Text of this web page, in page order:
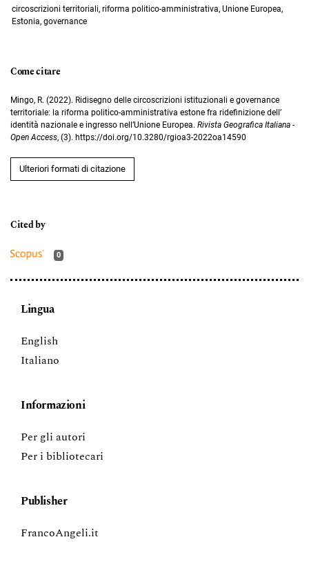
circoscrizioni territoriali, riforma politico-amministrativa, Unione Europea,
Estonia, governance
Come citare
Mingo, R. (2022). Ridisegno delle circoscrizioni istituzionali e governance
territoriale: la riforma politico-amministrativa estone fra ridefinizione dell’
identità nazionale e ingresso nell’Unione Europea. Rivista Geografica Italiana -
Open Access, (3). https://doi.org/10.3280/rgioa3-2022oa14590
Ulteriori formati di citazione
0
Lingua
English
Italiano
Informazioni
Per gli autori
Per i bibliotecari
Publisher
FrancoAngeli.it